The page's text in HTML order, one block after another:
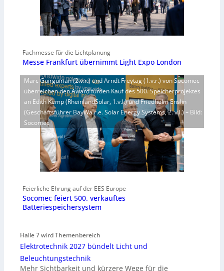
Fachmesse für die Lichtplanung
Messe Frankfurt übernimmt Light Expo London
Marc Guirguirian (2.v.r.) und Arndt Freytag (1.v.r.) von Socomec
überreichen den Award fürden Kauf des 500. Speicherprojektes
an Edith Kemp (RheinlandSolar, 1.v.l.) und Friedhelm Enslin
(Geschäftsführer BayWa r.e. Solar Energy Systems, 2. v.l.) – Bild:
Socomec
Feierliche Ehrung auf der EES Europe
Socomec feiert 500. verkauftes
Batteriespeichersystem
Halle 7 wird Themenbereich
Elektrotechnik 2027 bündelt Licht und
Beleuchtungstechnik
Mehr Sichtbarkeit und kürzere Wege für die